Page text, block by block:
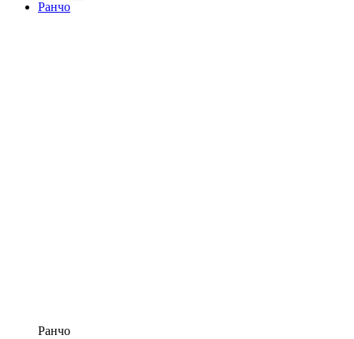
Ранчо
Ранчо